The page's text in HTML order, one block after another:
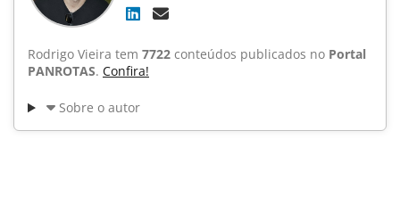
Rodrigo Vieira tem 7722 conteúdos publicados no Portal
PANROTAS. Confira!
Sobre o autor